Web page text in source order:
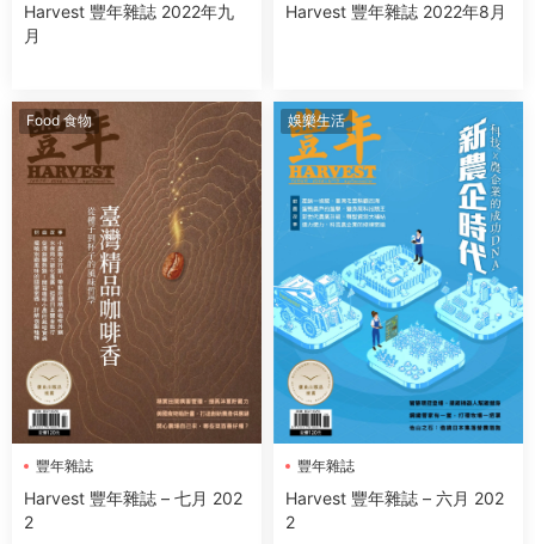
Harvest 豐年雜誌 2022年九
月
Harvest 豐年雜誌 2022年8月
Food 食物
豐年雜誌
Harvest 豐年雜誌 – 七月 202
2
娛樂生活
豐年雜誌
Harvest 豐年雜誌 – 六月 202
2